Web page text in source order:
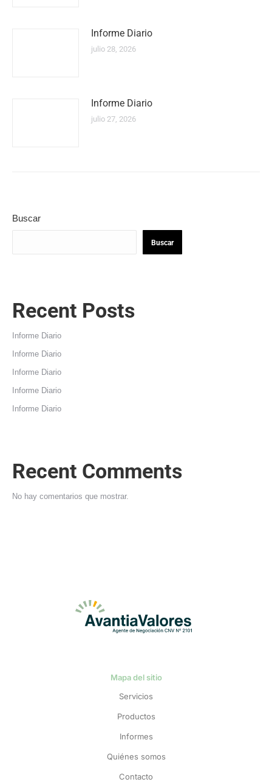
Informe Diario
julio 28, 2026
Informe Diario
julio 27, 2026
Buscar
Buscar
Recent Posts
Informe Diario
Informe Diario
Informe Diario
Informe Diario
Informe Diario
Recent Comments
No hay comentarios que mostrar.
Mapa del sitio
Servicios
Productos
Informes
Quiénes somos
Contacto